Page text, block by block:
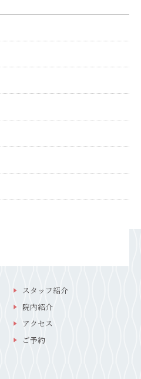
スタッフ紹介
院内紹介
アクセス
ご予約